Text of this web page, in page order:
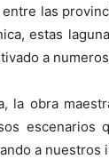
las
estas
a
la obra
a